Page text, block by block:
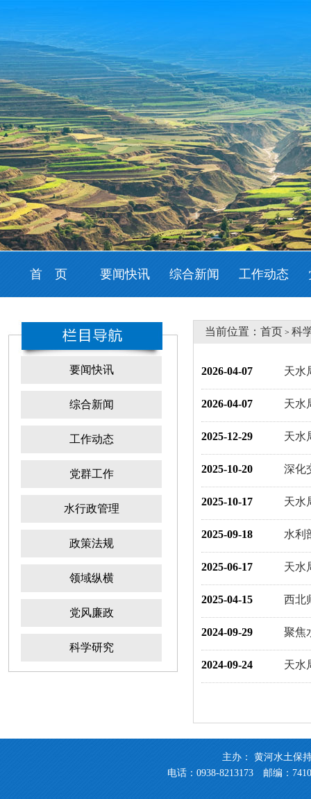
首 页 要闻快讯 综合新闻 工作动态
要闻快讯
综合新闻
工作动态
党群工作
水行政管理
政策法规
领域纵横
党风廉政
科学研究
当前位置： 首页 > 科
2026-04-07 天水
2026-04-07 天水
2025-12-29 天水
2025-10-20 深化
2025-10-17 天水
2025-09-18 水利
2025-06-17 天水
2025-04-15 西北
2024-09-29 聚焦
2024-09-24 天水
主办： 黄河水土保
电话：0938-8213173 邮编：